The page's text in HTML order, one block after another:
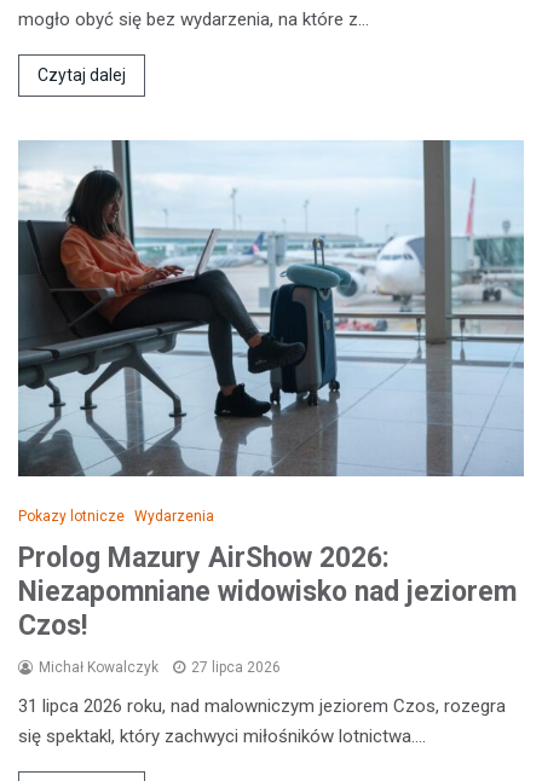
mogło obyć się bez wydarzenia, na które z…
Czytaj dalej
Pokazy lotnicze Wydarzenia
Prolog Mazury AirShow 2026:
Niezapomniane widowisko nad jeziorem
Czos!
Michał Kowalczyk 27 lipca 2026
31 lipca 2026 roku, nad malowniczym jeziorem Czos, rozegra
się spektakl, który zachwyci miłośników lotnictwa.…